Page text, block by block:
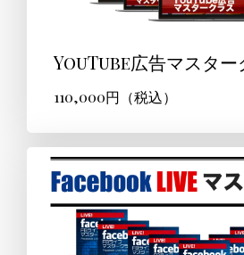
YouTube広告マスター
110,000円（税込）